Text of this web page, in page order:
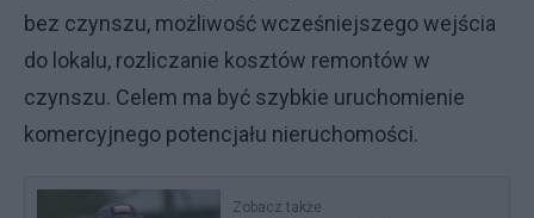
bez czynszu, możliwość wcześniejszego wejścia
do lokalu, rozliczanie kosztów remontów w
czynszu. Celem ma być szybkie uruchomienie
komercyjnego potencjału nieruchomości.
Zobacz także